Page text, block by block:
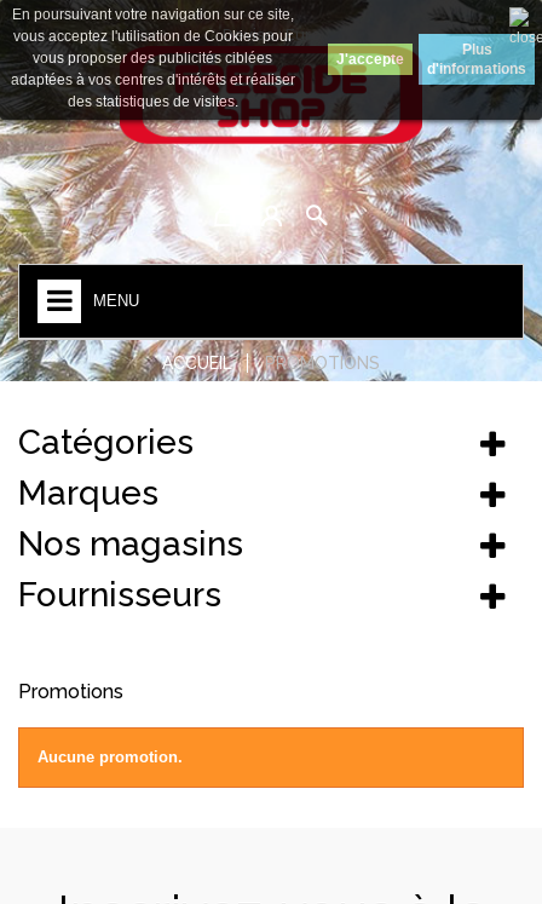
Devise : Euro
MENU
En poursuivant votre navigation sur ce site,
vous acceptez l'utilisation de Cookies pour
vous proposer des publicités ciblées
adaptées à vos centres d'intérêts et réaliser
des statistiques de visites.
J'accepte
Plus
d'informations
ACCUEIL PROMOTIONS
Catégories
Marques
Nos magasins
Fournisseurs
Promotions
Aucune promotion.